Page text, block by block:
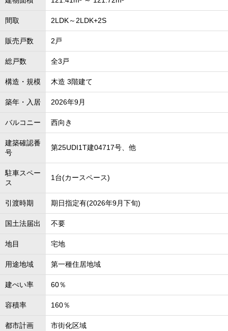
間取 2LDK～2LDK+2S
販売戸数 2戸
総戸数 全3戸
構造・規模 木造 3階建て
築年・入居 2026年9月
バルコニー 西向き
建築確認番
号
第25UDI1T建04717号、他
駐車スペー
ス
1台(カースペース)
引渡時期 期日指定有(2026年9月下旬)
国土法届出 不要
地目 宅地
用途地域 第一種住居地域
建ぺい率 60％
容積率 160％
都市計画 市街化区域